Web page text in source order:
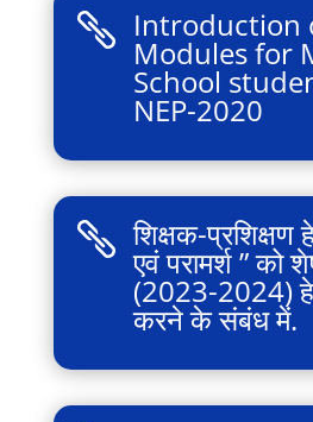
 Introduction
Modules for
School
NEP-2020
 शिक्षक-प्रशिक्षण
एवं परामर्श ” को
(2023-2024)
करने के संबंध में.